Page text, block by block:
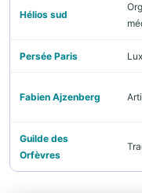
Hélios sud
Persée Paris
Fabien Ajzenberg
Guilde des
Orfèvres